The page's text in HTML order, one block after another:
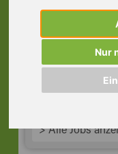
Nur
THT-Löter
21217 Seevetal
> Alle Jobs